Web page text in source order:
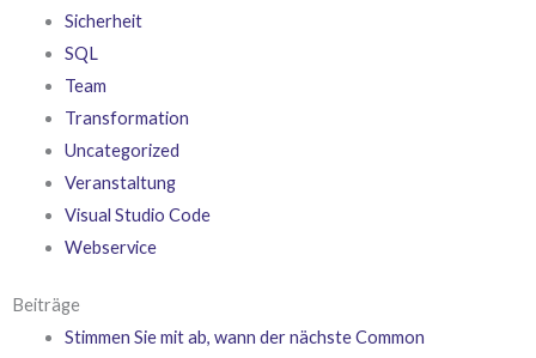
Sicherheit
SQL
Team
Transformation
Uncategorized
Veranstaltung
Visual Studio Code
Webservice
Beiträge
Stimmen Sie mit ab, wann der nächste Common